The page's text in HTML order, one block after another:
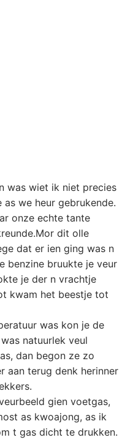
was wiet ik niet precies
we heur gebrukende.
onze echte tante
Mor dit olle
dat er ien ging was n
benzine bruukte je veur
je der n vrachtje
kwam het beestje tot
was kon je de
natuurlek veul
dan begon ze zo
aan terug denk herinner
gien voetgas,
as kwoajong, as ik
t gas dicht te drukken.